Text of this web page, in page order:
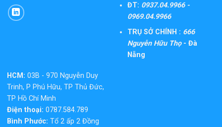
ĐT: 0937.04.9966 -
0969.04.9966
TRỤ SỞ CHÍNH : 666
Nguyễn Hữu Thọ- Đà
Nẵng
HCM: 03B - 970 Nguyễn Duy
Trinh, P Phú Hữu, TP Thủ Đức,
TP Hồ Chí Minh
Điện thoại: 0787.584.789
Bình Phước: Tổ 2 ấp 2 Đồng